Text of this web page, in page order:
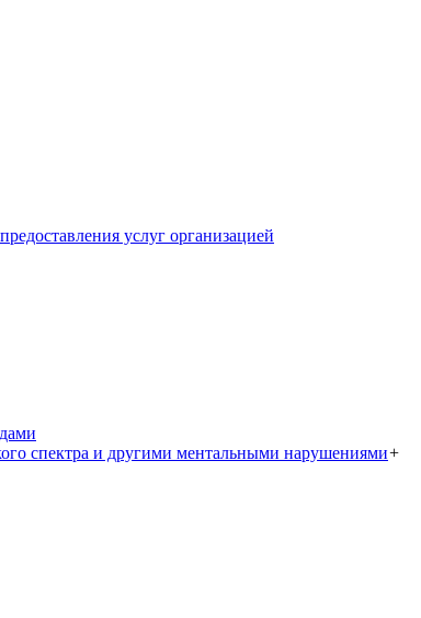
услуг организацией
спектра и другими ментальными нарушениями+